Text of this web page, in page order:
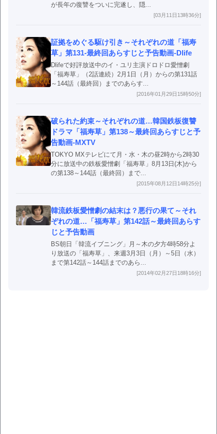
が長年の復讐をついに完遂し、隠...
[03月11日13時36分]
証拠をめぐる駆け引き～それぞれの道「福寿
草」第131-最終回あらすじと予告動画-Dlife
Dlifeで好評放送中のイ・ユリ主演ドロドロ愛憎劇
「福寿草」（2話連続）2月1日（月）からの第131話
～144話（最終回）までのあらす...
[2016年01月29日15時50分]
破られた約束～それぞれの道…韓国鉄板復讐
ドラマ「福寿草」第138～最終回あらすじと予
告動画-MXTV
TOKYO MXテレビにて月・水・木の昼2時から2時30
分に放送中の鉄板愛憎劇「福寿草」8月13日(木)から
の第138～144話（最終回）まで...
[2015年08月12日14時25分]
韓流鉄板愛憎劇の結末は？悪行の果て～それ
ぞれの道…「福寿草」第142話～最終回あらす
じと予告動画
BS朝日「韓流イブニング」月～木の夕方4時58分よ
り放送の「福寿草」、来週3月3日（月）～5日（水）
まで第142話～144話までのあら...
[2014年02月27日18時16分]